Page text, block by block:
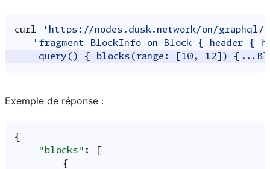
curl
'https://nodes.dusk.network/on/graphql/
'fragment BlockInfo on Block { header {
query() { blocks(range: [10, 12])
Exemple de réponse :
{
"blocks" :
[
{